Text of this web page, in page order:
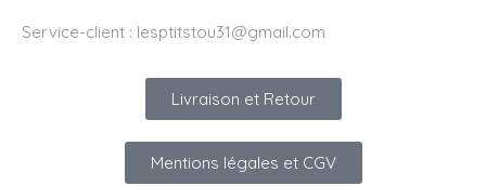
Service-client : lesptitstou31@gmail.com
Livraison et Retour
Mentions légales et CGV